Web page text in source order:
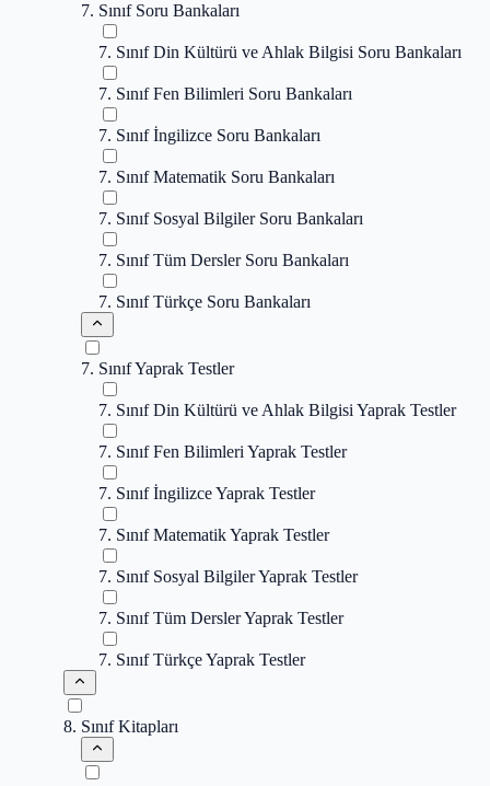
7. Sınıf Soru Bankaları
7. Sınıf Din Kültürü ve Ahlak Bilgisi Soru Bankaları
7. Sınıf Fen Bilimleri Soru Bankaları
7. Sınıf İngilizce Soru Bankaları
7. Sınıf Matematik Soru Bankaları
7. Sınıf Sosyal Bilgiler Soru Bankaları
7. Sınıf Tüm Dersler Soru Bankaları
7. Sınıf Türkçe Soru Bankaları
7. Sınıf Yaprak Testler
7. Sınıf Din Kültürü ve Ahlak Bilgisi Yaprak Testler
7. Sınıf Fen Bilimleri Yaprak Testler
7. Sınıf İngilizce Yaprak Testler
7. Sınıf Matematik Yaprak Testler
7. Sınıf Sosyal Bilgiler Yaprak Testler
7. Sınıf Tüm Dersler Yaprak Testler
7. Sınıf Türkçe Yaprak Testler
8. Sınıf Kitapları